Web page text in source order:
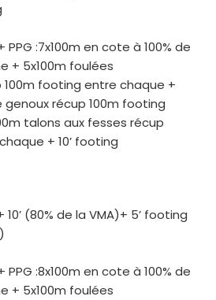
PPG :7x100m en cote à 100% de
+ 5x100m foulées
footing entre chaque +
genoux récup 100m footing
talons aux fesses récup
+ 10’ footing
10’ (80% de la VMA)+ 5’ footing
PPG :8x100m en cote à 100% de
+ 5x100m foulées